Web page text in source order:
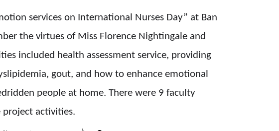
services on International Nurses Day” at Ban
the virtues of Miss Florence Nightingale and
included health assessment service, providing
gout, and how to enhance emotional
people at home. There were 9 faculty
activities.